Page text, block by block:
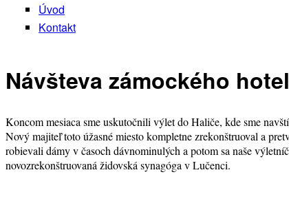
Main menu
Úvod
Kontakt
Návšteva zámockého
Koncom mesiaca sme uskutočnili výlet do Haliče, kde sme
Nový majiteľ toto úžasné miesto kompletne zrekonštruoval a
robievali dámy v časoch dávnominulých a potom sa naše
novozrekonštruovaná židovská synagóga v Lučenci.